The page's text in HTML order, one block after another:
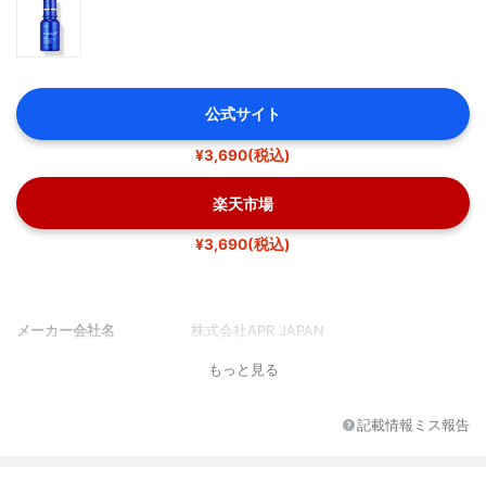
公式サイト
¥3,690(税込)
楽天市場
¥3,690(税込)
メーカー会社名 株式会社APR JAPAN
もっと見る
記載情報ミス報告